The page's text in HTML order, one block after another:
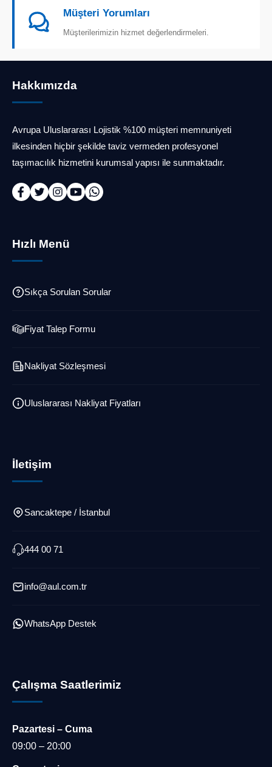
Müşteri Yorumları
Müşterilerimizin hizmet değerlendirmeleri.
Hakkımızda
Avrupa Uluslararası Lojistik %100 müşteri memnuniyeti
ilkesinden hiçbir şekilde taviz vermeden profesyonel
taşımacılık hizmetini kurumsal yapısı ile sunmaktadır.
Hızlı Menü
Sıkça Sorulan Sorular
Fiyat Talep Formu
Nakliyat Sözleşmesi
Uluslararası Nakliyat Fiyatları
İletişim
Sancaktepe / İstanbul
444 00 71
info@aul.com.tr
WhatsApp Destek
Çalışma Saatlerimiz
Pazartesi – Cuma
09:00 – 20:00
Müşteri Temsilcisi